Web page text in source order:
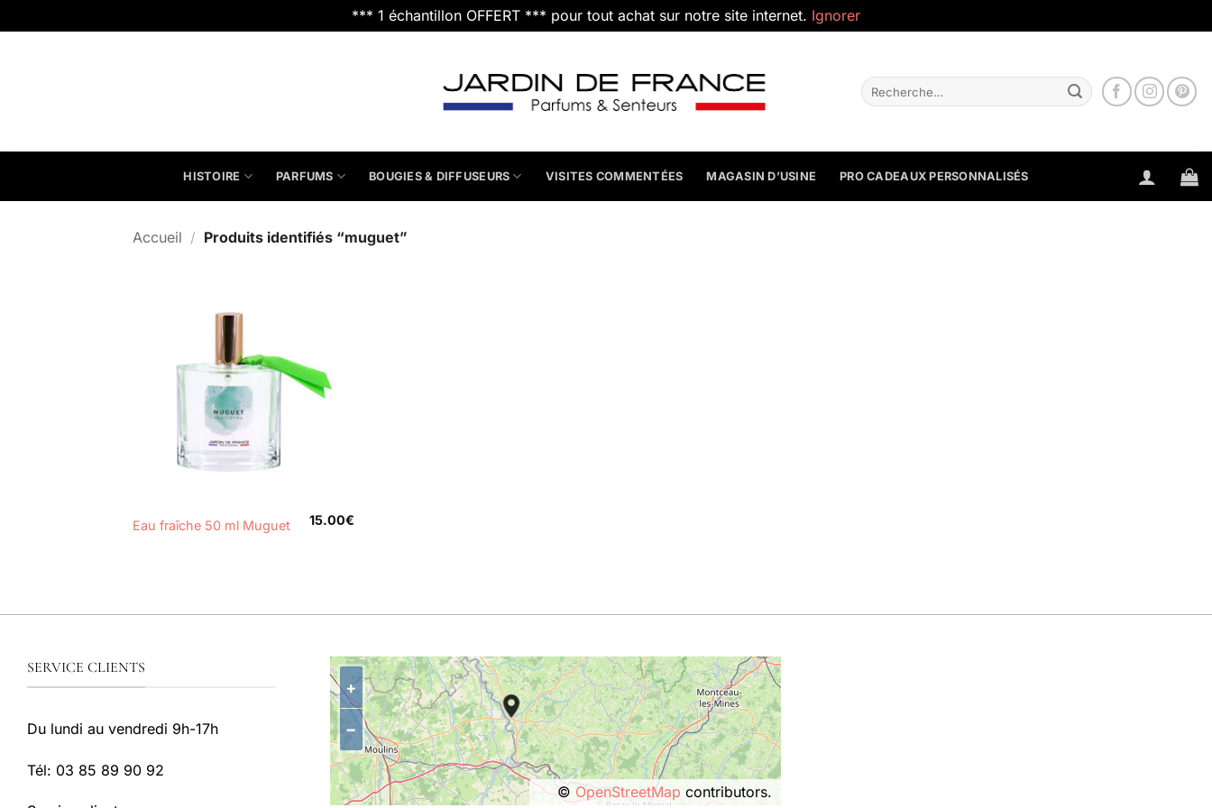
*** 1 échantillon OFFERT *** pour tout achat sur notre site internet. Ignorer
Recherche
pour :
HISTOIRE PARFUMS BOUGIES & DIFFUSEURS VISITES COMMENTÉES MAGASIN D’USINE PRO CADEAUX PERSONNALISÉS
Accueil / Produits identifiés “muguet”
Eau fraîche 50 ml Muguet 15.00€
SERVICE CLIENTS
Du lundi au vendredi 9h-17h
Tél: 03 85 89 90 92
+
−
© OpenStreetMap contributors.